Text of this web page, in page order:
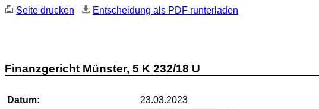
Seite drucken Entscheidung als PDF runterladen
Finanzgericht Münster, 5 K 232/18 U
Datum:
23.03.2023